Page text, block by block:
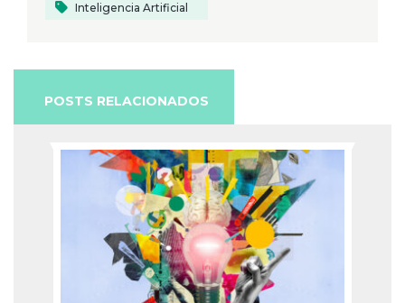
Inteligencia Artificial
POSTS RELACIONADOS